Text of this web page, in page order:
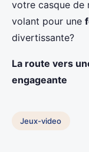
votre casque de
volant pour une
divertissante?
La route vers
engageante
Jeux-video